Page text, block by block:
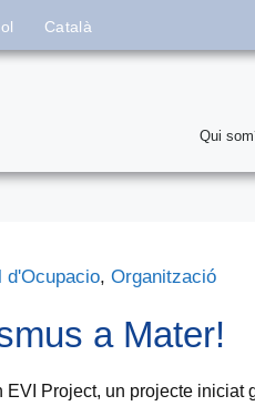
Català
Qui
d'Ocupacio, Organització
a Mater!
Project, un projecte